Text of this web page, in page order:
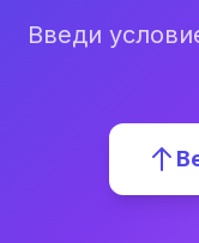
Введи